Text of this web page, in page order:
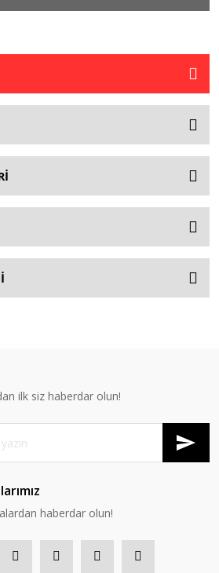
ilk siz haberdar olun!
haberdar olun!